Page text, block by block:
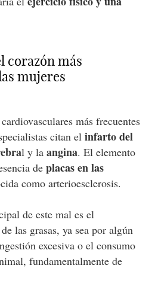
corazón más
mujeres
más frecuentes
citan elinfarto del
l y la angina. El elemento
de placas en las
como arterioesclerosis.
de este mal es el
las grasas, ya sea por algún
excesiva o el consumo
fundamentalmente de